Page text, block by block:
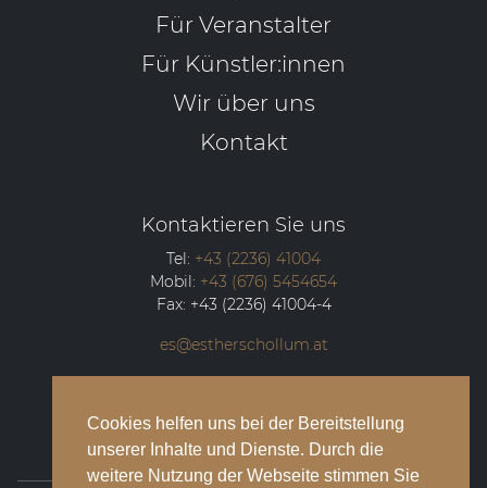
Cookies helfen uns bei der Bereitstellung
unserer Inhalte und Dienste. Durch die
weitere Nutzung der Webseite stimmen Sie
Für Veranstalter
Für Künstler:innen
Wir über uns
Kontakt
Kontaktieren Sie uns
Tel: +43 (2236) 41004
Mobil: +43 (676) 5454654
Fax: +43 (2236) 41004-4
es@estherschollum.at
2340 Mödling